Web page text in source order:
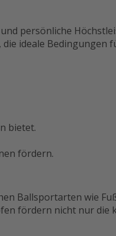
persönliche
ideale Bedingungen
bietet.
fördern.
Ballsportarten wie
fördern nicht nur